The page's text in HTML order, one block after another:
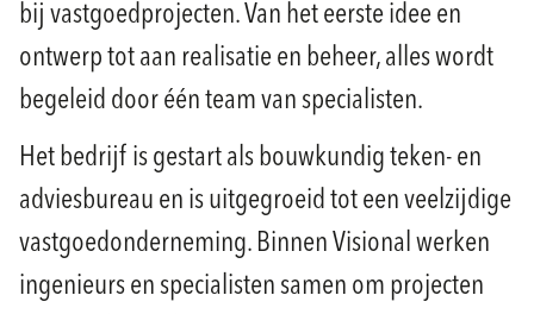
bij vastgoedprojecten. Van het eerste idee en
ontwerp tot aan realisatie en beheer, alles wordt
begeleid door één team van specialisten.
Het bedrijf is gestart als bouwkundig teken- en
adviesbureau en is uitgegroeid tot een veelzijdige
vastgoedonderneming. Binnen Visional werken
ingenieurs en specialisten samen om projecten